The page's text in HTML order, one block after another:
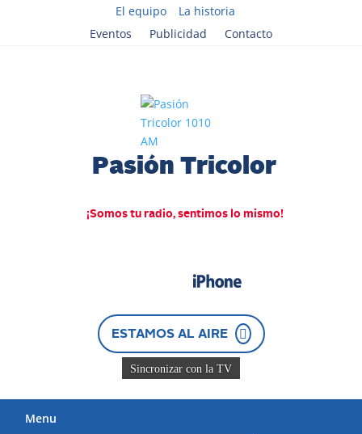
El equipo
La historia
Eventos
Publicidad Contacto
ESTAMOS AL AIRE
Sincronizar con la TV
Menu